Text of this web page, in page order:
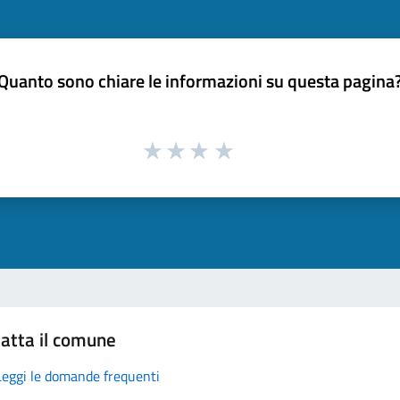
sono chiare le informazioni su questa
il comune
le domande frequenti